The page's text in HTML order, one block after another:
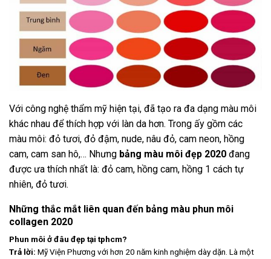
Với công nghệ thẩm mỹ hiện tại, đã tạo ra đa dạng màu môi
khác nhau để thích hợp với làn da hơn. Trong ấy gồm các
màu môi: đỏ tươi, đỏ đậm, nude, nâu đỏ, cam neon, hồng
cam, cam san hô,… Nhưng bảng màu môi đẹp 2020 đang
được ưa thích nhất là: đỏ cam, hồng cam, hồng 1 cách tự
nhiên, đỏ tươi.
Những thắc mắt liên quan đến bảng màu phun môi
collagen 2020
Phun môi ở đâu đẹp tại tphcm?
Trả lời: Mỹ Viện Phương với hơn 20 năm kinh nghiệm dày dặn. Là một